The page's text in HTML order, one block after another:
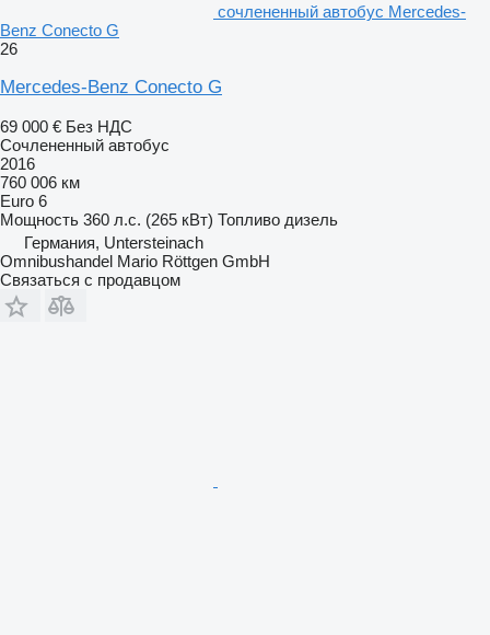
сочлененный автобус Mercedes-
Benz Conecto G
26
Mercedes-Benz Conecto G
69 000 € Без НДС
Сочлененный автобус
2016
760 006 км
Euro 6
Мощность 360 л.с. (265 кВт) Топливо дизель
Германия, Untersteinach
Omnibushandel Mario Röttgen GmbH
Связаться с продавцом